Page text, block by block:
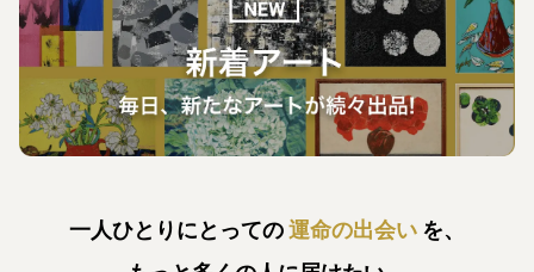
一人ひとりにとっての運命の出会い を、